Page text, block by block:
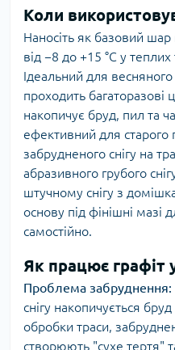
Коли
Наносіть як базовий шар
від −8 до +15 °C у
Ідеальний для весняного
проходить багаторазові
накопичує бруд, пил та
ефективний для старого
забрудненого снігу на
абразивного грубого
штучному снігу з
основу під фінішні мазі
самостійно.
Як працює графіт
Проблема забруднення:
снігу накопичується
обробки траси,
створюють "сухе тертя"